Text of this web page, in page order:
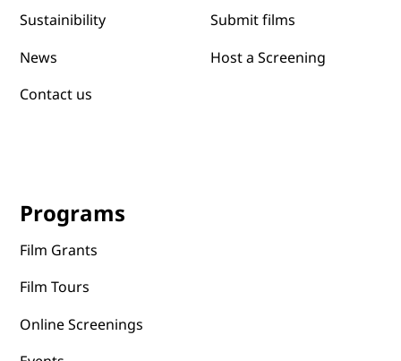
Sustainibility
News
Contact us
Submit films
Host a Screening
Programs
Film Grants
Film Tours
Online Screenings